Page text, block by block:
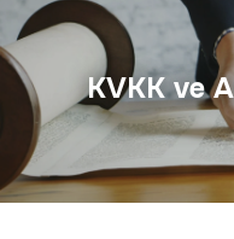
KVKK ve